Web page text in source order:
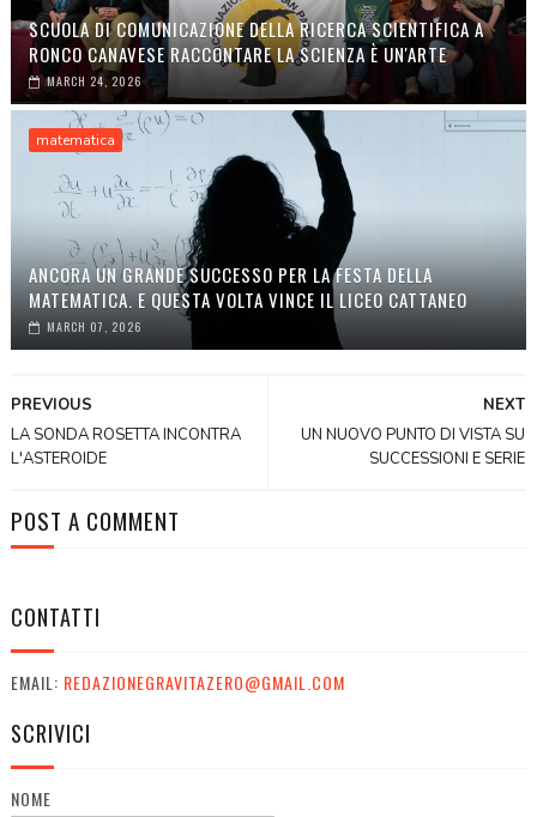
SCUOLA DI COMUNICAZIONE DELLA RICERCA SCIENTIFICA A
RONCO CANAVESE RACCONTARE LA SCIENZA È UN'ARTE
MARCH 24, 2026
matematica
ANCORA UN GRANDE SUCCESSO PER LA FESTA DELLA
MATEMATICA. E QUESTA VOLTA VINCE IL LICEO CATTANEO
MARCH 07, 2026
NEXT
UN NUOVO PUNTO DI VISTA SU
SUCCESSIONI E SERIE
PREVIOUS
LA SONDA ROSETTA INCONTRA
L'ASTEROIDE
POST A COMMENT
CONTATTI
EMAIL: REDAZIONEGRAVITAZERO@GMAIL.COM
SCRIVICI
NOME